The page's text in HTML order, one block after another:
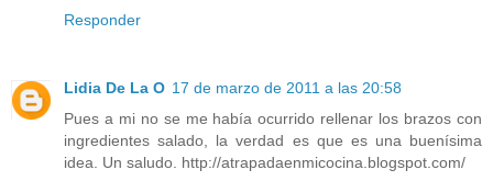
Responder
Lidia De La O 17 de marzo de 2011 a las 20:58
Pues a mi no se me había ocurrido rellenar los brazos con
ingredientes salado, la verdad es que es una buenísima
idea. Un saludo. http://atrapadaenmicocina.blogspot.com/